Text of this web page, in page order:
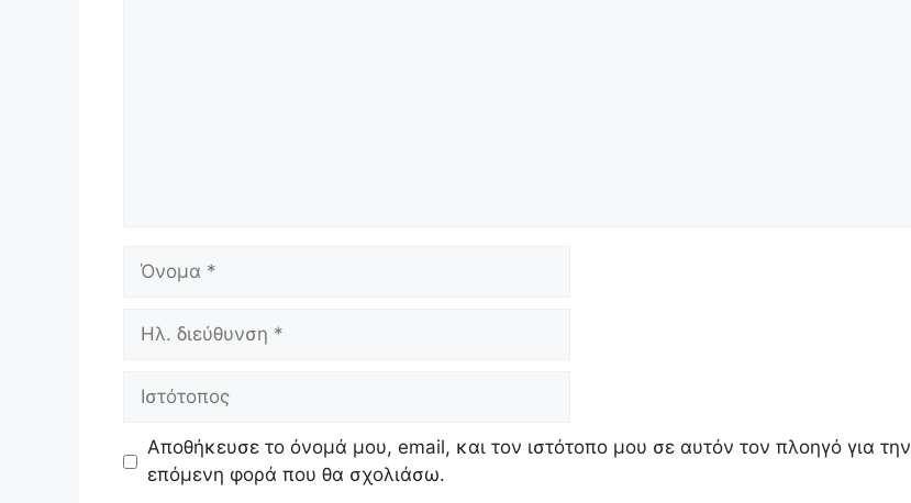
Όνομα
Ηλ.
Ιστότοπος
Αποθήκευσε το όνομά μου, email, και τον ιστότοπο μου σε αυτόν τον πλοηγό για την
επόμενη φορά που θα σχολιάσω.